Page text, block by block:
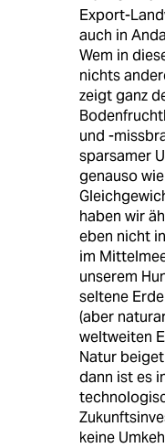
Export-
auch in
Wem in
nichts
zeigt ganz
und -
sparsamer
genauso
haben wir
eben nicht
im
unserem
seltene
(aber
weltweiten
Natur
dann ist es
keine